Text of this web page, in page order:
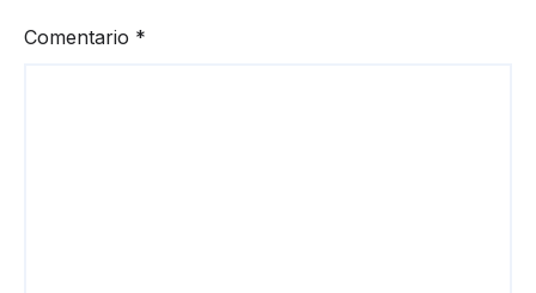
Comentario *